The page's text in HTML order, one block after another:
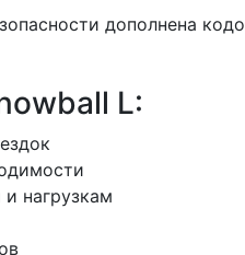
дополнена
L:
нагрузкам